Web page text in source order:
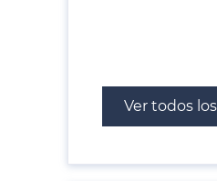
Ver todos